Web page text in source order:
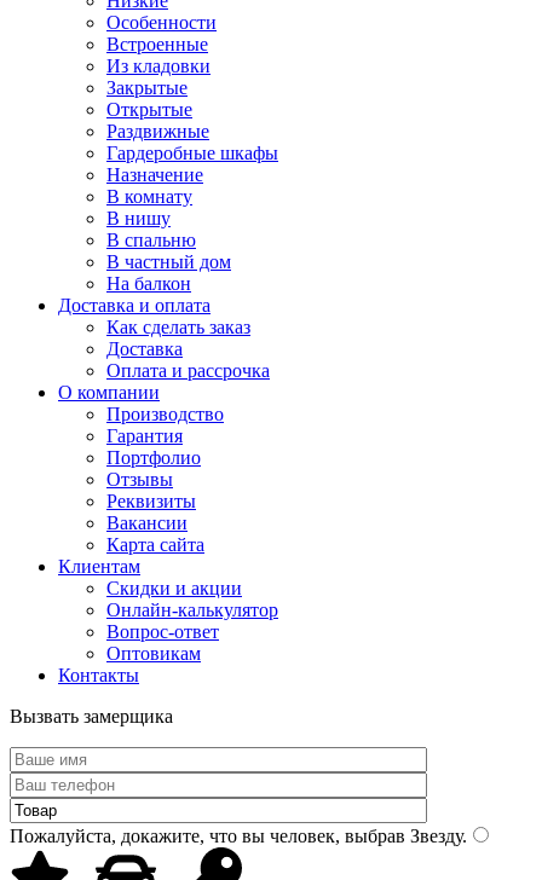
Особенности
Встроенные
Из кладовки
Закрытые
Открытые
Раздвижные
Гардеробные шкафы
Назначение
В комнату
В нишу
В спальню
В частный дом
На балкон
Доставка и оплата
Как сделать заказ
Доставка
Оплата и рассрочка
О компании
Производство
Гарантия
Портфолио
Отзывы
Реквизиты
Вакансии
Карта сайта
Клиентам
Скидки и акции
Онлайн-калькулятор
Вопрос-ответ
Оптовикам
Контакты
Вызвать замерщика
Пожалуйста, докажите, что вы человек, выбрав Звезду.